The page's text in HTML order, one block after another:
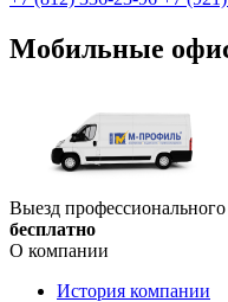
Мобильные
Выезд профессионального
бесплатно
О компании
История компании